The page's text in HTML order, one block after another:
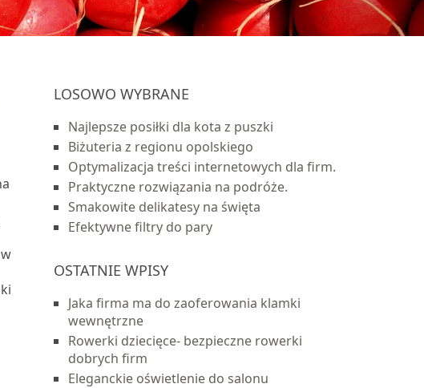
LOSOWO WYBRANE
Najlepsze posiłki dla kota z puszki
Biżuteria z regionu opolskiego
Optymalizacja treści internetowych dla firm.
Praktyczne rozwiązania na podróże.
Smakowite delikatesy na święta
Efektywne filtry do pary
OSTATNIE WPISY
Jaka firma ma do zaoferowania klamki
wewnętrzne
Rowerki dziecięce- bezpieczne rowerki
dobrych firm
Eleganckie oświetlenie do salonu